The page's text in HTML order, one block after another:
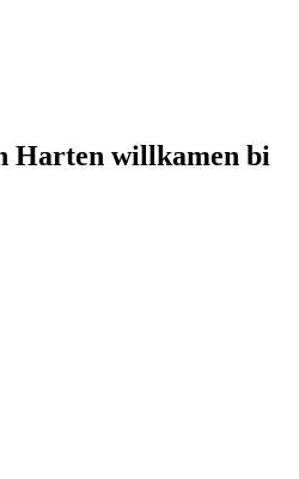
Harten willkamen bi